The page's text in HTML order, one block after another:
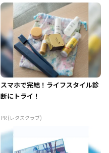
スマホで完結！ライフスタイル診
断にトライ！
PR (レタスクラブ)